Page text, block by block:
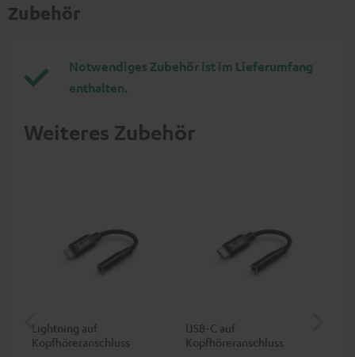
Zubehör
Notwendiges Zubehör ist im Lieferumfang
enthalten.
Weiteres Zubehör
Lightning auf
Kopfhöreranschluss
USB-C auf
Kopfhöreranschluss